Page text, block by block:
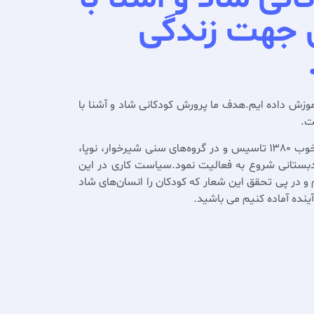
جهت زندگی
داده ایم.هدف ما پرورش کودکانی شاد و آشنا با
کودکستان دوزبانه ماهبد در سال خوب ۱۳۸۰ تاسیس و در گروه‌های سنی شیرخوار، نوپا،
شروع به فعالیت نمود.سیاست کاری در این
پی تحقق این شعار که کودکان را انسان‌های شاد
آماده کنیم می باشید.